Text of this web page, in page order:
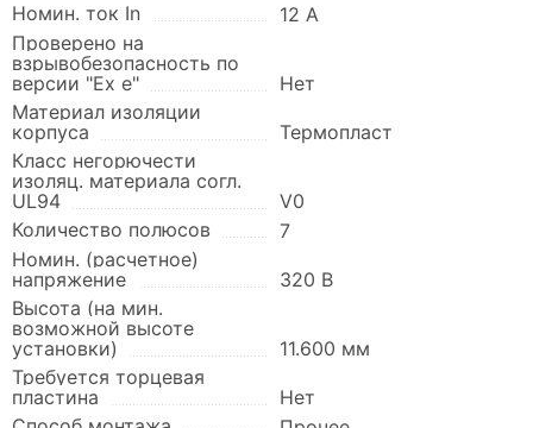
Номин. ток In
12 А
Проверено на
взрывобезопасность по
версии "Ex e"
Нет
Материал изоляции
корпуса
Термопласт
Класс негорючести
изоляц. материала согл.
UL94
V0
Количество полюсов
7
Номин. (расчетное)
напряжение
320 В
Высота (на мин.
возможной высоте
установки)
11.600 мм
Требуется торцевая
пластина
Нет